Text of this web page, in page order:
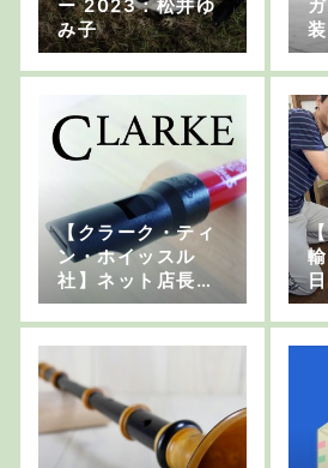
ー 2023：松井ゆ
み子
【クラーク・ティ
ン・ホイッスル
社】ネット店長の
楽器メーカー物語1
日